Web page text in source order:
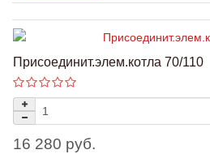
Присоединит.элем.котла 70/110
16 280 руб.